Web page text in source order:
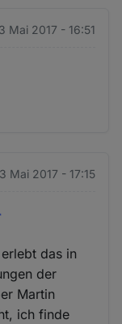
Mai 2017 - 16:51
Mai 2017 - 17:15
das in
der
Martin
ich finde